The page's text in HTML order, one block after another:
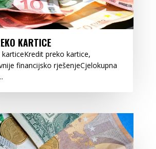
KARTICE
preko kartice,
financijsko rješenjeCjelokupna